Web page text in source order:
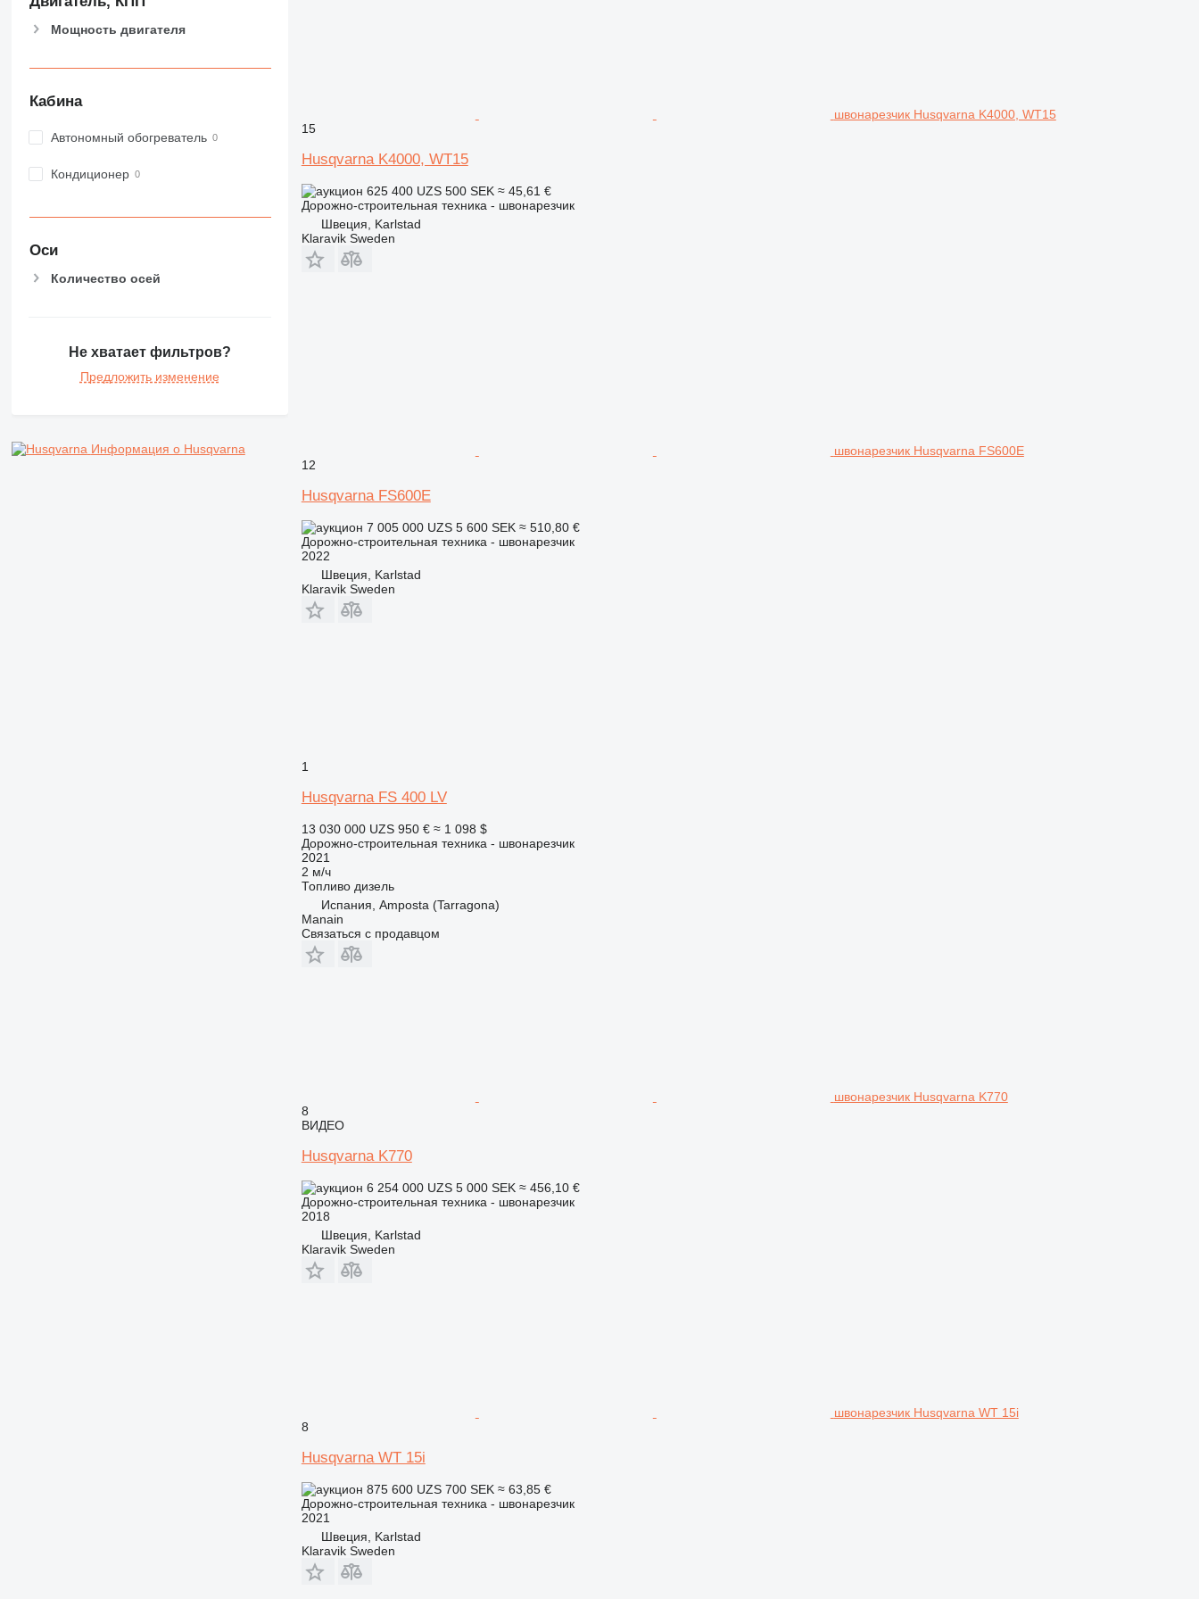
Мощность двигателя
Кабина
Автономный обогреватель
Кондиционер
Оси
Количество осей
Не хватает фильтров?
Предложить изменение
Информация о Husqvarna
швонарезчик Husqvarna K4000, WT15
15
Husqvarna K4000, WT15
625 400 UZS 500 SEK ≈ 45,61 €
Дорожно-строительная техника - швонарезчик
Швеция, Karlstad
Klaravik Sweden
швонарезчик Husqvarna FS600E
12
Husqvarna FS600E
7 005 000 UZS 5 600 SEK ≈ 510,80 €
Дорожно-строительная техника - швонарезчик
2022
Швеция, Karlstad
Klaravik Sweden
1
Husqvarna FS 400 LV
13 030 000 UZS 950 € ≈ 1 098 $
Дорожно-строительная техника - швонарезчик
2021
2 м/ч
Топливо дизель
Испания, Amposta (Tarragona)
Manain
Связаться с продавцом
швонарезчик Husqvarna K770
8
ВИДЕО
Husqvarna K770
6 254 000 UZS 5 000 SEK ≈ 456,10 €
Дорожно-строительная техника - швонарезчик
2018
Швеция, Karlstad
Klaravik Sweden
швонарезчик Husqvarna WT 15i
8
Husqvarna WT 15i
875 600 UZS 700 SEK ≈ 63,85 €
Дорожно-строительная техника - швонарезчик
2021
Швеция, Karlstad
Klaravik Sweden